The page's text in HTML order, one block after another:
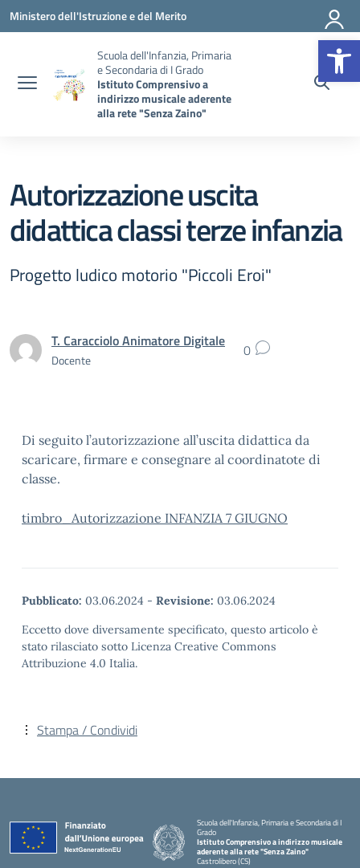
Vai ai contenuti
Vai al menu di navigazione
Vai al footer
Ministero dell'Istruzione e del Merito
Scuola dell'Infanzia, Primaria
e Secondaria di I Grado
Istituto Comprensivo a
indirizzo musicale aderente
alla rete "Senza Zaino"
Autorizzazione uscita
didattica classi terze infanzia
Progetto ludico motorio "Piccoli Eroi"
T. Caracciolo Animatore Digitale
Docente 0
Di seguito l’autorizzazione all’uscita didattica da
scaricare, firmare e consegnare al coordinatote di
classe.
timbro_Autorizzazione INFANZIA 7 GIUGNO
Pubblicato: 03.06.2024 - Revisione: 03.06.2024
Eccetto dove diversamente specificato, questo articolo è
stato rilasciato sotto Licenza Creative Commons
Attribuzione 4.0 Italia.
Stampa / Condividi
Scuola dell'Infanzia, Primaria e Secondaria di I
Grado
Istituto Comprensivo a indirizzo musicale
aderente alla rete "Senza Zaino"
Castrolibero (CS)